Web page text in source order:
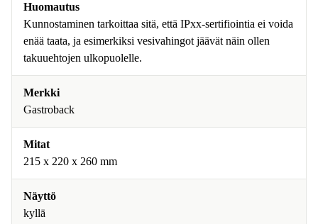
Huomautus
Kunnostaminen tarkoittaa sitä, että IPxx-sertifiointia ei voida
enää taata, ja esimerkiksi vesivahingot jäävät näin ollen
takuuehtojen ulkopuolelle.
Merkki
Gastroback
Mitat
215 x 220 x 260 mm
Näyttö
kyllä